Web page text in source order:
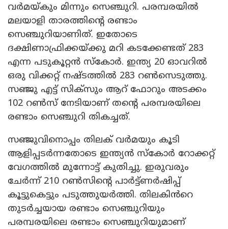
വർമയ്കും മിന്നും സെഞ്ചുറി. പരമ്പരയിൽ
മലയാളി താരത്തിന്റെ രണ്ടാം
സെഞ്ചുറിയാണിത്. ഇതോടെ
ദക്ഷിണാഫ്രിക്കയ്ക്കു മറി കടക്കേണ്ടത് 283
എന്ന പടുകൂറ്റൻ സ്കോർ. ഇന്ത്യ 20 ഓവറിൽ
ഒരു വിക്കറ്റ് നഷ്ടത്തിൽ 283 റൺസെടുത്തു.
സഞ്ജു എട്ട് സിക്‌സും ആറ് ഫോറും അടക്കം
102 റൺസ് നേടിയാണ് തന്റെ പരമ്പരയിലെ
രണ്ടാം സെഞ്ചുറി തികച്ചത്. ‌
സഞ്ജുവിനൊപ്പം തിലക് വർമയും കൂടി
ആളിപ്പടർന്നതോടെ ഇന്ത്യൻ സ്കോർ റോക്കറ്റ്
വേ​ഗത്തിൽ മുന്നോട്ട് കുതിച്ചു. ഇരുവരും
ചേർന്ന് 210 റൺസിന്റെ പാർട്ട്ണർഷിപ്പ്
കൂട്ടുകെട്ടും പടുത്തുയർത്തി. തിലകിൻറെ
തുടർച്ചയായ രണ്ടാം സെഞ്ചുറിയും
പരമ്പരയിലെ രണ്ടാം സെഞ്ചുറിയുമാണ്